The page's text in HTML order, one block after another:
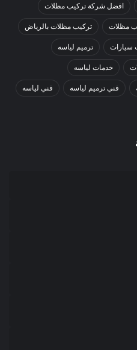
افضل شركة تركيب مظلات
مظلات تركيب مظلات بالرياض
سيارات ترميم لياسه
خدمات لياسه
فني ترميم لياسه فني لياسه